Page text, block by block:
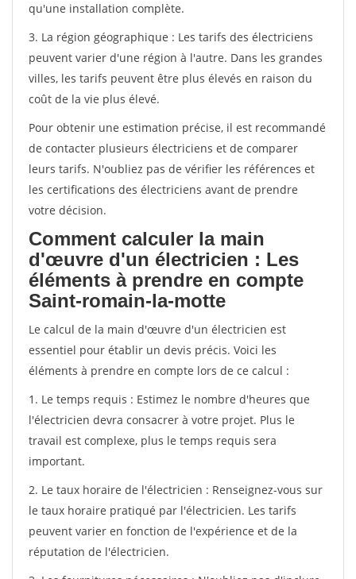
qu'une installation complète.
3. La région géographique : Les tarifs des électriciens
peuvent varier d'une région à l'autre. Dans les grandes
villes, les tarifs peuvent être plus élevés en raison du
coût de la vie plus élevé.
Pour obtenir une estimation précise, il est recommandé
de contacter plusieurs électriciens et de comparer
leurs tarifs. N'oubliez pas de vérifier les références et
les certifications des électriciens avant de prendre
votre décision.
Comment calculer la main
d'œuvre d'un électricien : Les
éléments à prendre en compte
Saint-romain-la-motte
Le calcul de la main d'œuvre d'un électricien est
essentiel pour établir un devis précis. Voici les
éléments à prendre en compte lors de ce calcul :
1. Le temps requis : Estimez le nombre d'heures que
l'électricien devra consacrer à votre projet. Plus le
travail est complexe, plus le temps requis sera
important.
2. Le taux horaire de l'électricien : Renseignez-vous sur
le taux horaire pratiqué par l'électricien. Les tarifs
peuvent varier en fonction de l'expérience et de la
réputation de l'électricien.